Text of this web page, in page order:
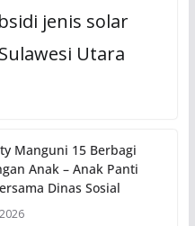
jenis solar
Utara
Manguni 15 Berbagi
Anak – Anak Panti
Dinas Sosial